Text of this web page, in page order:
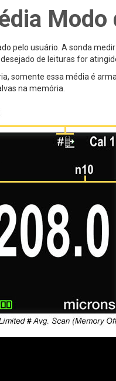
Modo
pelo usuário. A sonda
de leituras for
somente essa média é
na memória.